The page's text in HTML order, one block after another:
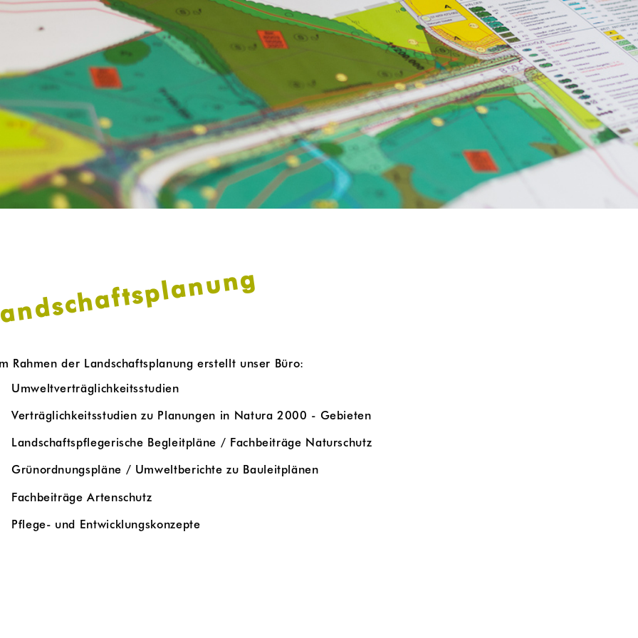
Rahmen der Landschaftsplanung erstellt unser Büro:
Umweltverträglichkeitsstudien
Verträglichkeitsstudien zu Planungen in Natura 2000 - Gebieten
Landschaftspflegerische Begleitpläne / Fachbeiträge Naturschutz
Grünordnungspläne / Umweltberichte zu Bauleitplänen
Fachbeiträge Artenschutz
Pflege- und Entwicklungskonzepte